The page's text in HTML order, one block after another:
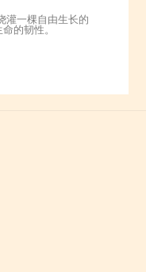
灌一棵自由生长的
的韧性。